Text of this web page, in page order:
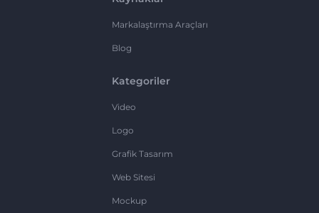
Markalaştırma Araçları
Blog
Kategoriler
Video
Logo
Grafik Tasarım
Web Sitesi
Mockup